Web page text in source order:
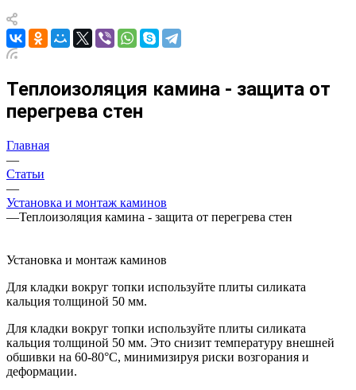
Теплоизоляция камина - защита от
перегрева стен
Главная
—
Статьи
—
Установка и монтаж каминов
—Теплоизоляция камина - защита от перегрева стен
Установка и монтаж каминов
Для кладки вокруг топки используйте плиты силиката
кальция толщиной 50 мм.
Для кладки вокруг топки используйте плиты силиката
кальция толщиной 50 мм. Это снизит температуру внешней
обшивки на 60-80°C, минимизируя риски возгорания и
деформации.